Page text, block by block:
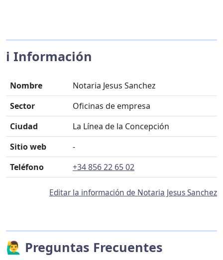
ℹ️ Información
Nombre
Notaria Jesus Sanchez
Sector
Oficinas de empresa
Ciudad
La Línea de la Concepción
Sitio web
-
Teléfono
+34 856 22 65 02
Editar la información de Notaria Jesus Sanchez
🙋‍♂️ Preguntas Frecuentes